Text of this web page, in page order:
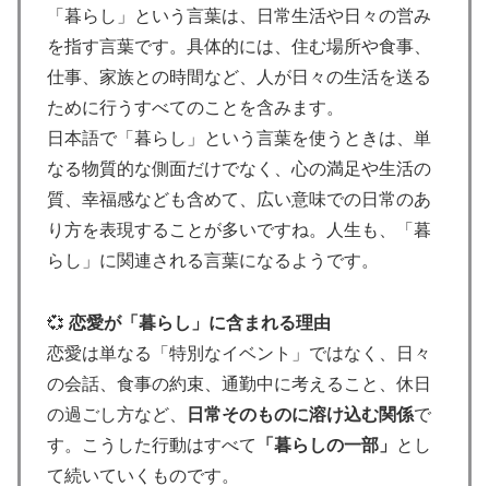
「暮らし」という言葉は、日常生活や日々の営み
を指す言葉です。具体的には、住む場所や食事、
仕事、家族との時間など、人が日々の生活を送る
ために行うすべてのことを含みます。
日本語で「暮らし」という言葉を使うときは、単
なる物質的な側面だけでなく、心の満足や生活の
質、幸福感なども含めて、広い意味での日常のあ
り方を表現することが多いですね。人生も、「暮
らし」に関連される言葉になるようです。
💞 恋愛が「暮らし」に含まれる理由
恋愛は単なる「特別なイベント」ではなく、日々
の会話、食事の約束、通勤中に考えること、休日
の過ごし方など、
日常そのものに溶け込む関係で
す。こうした行動はすべて
「暮らしの一部」
とし
て続いていくものです。